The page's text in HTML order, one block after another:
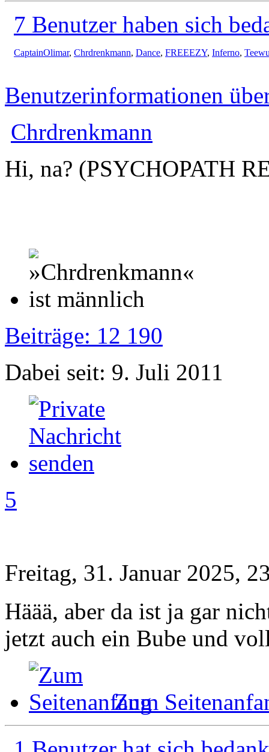
7 Benutzer haben sich
CaptainOlimar, Chrdrenkmann, Dance, FREEEZY, Inferno,
Benutzerinformationen
Chrdrenkmann
Hi, na? (PSYCHOPATH
Beiträge: 12 190
Dabei seit: 9. Juli 2011
5
Freitag, 31. Januar 2025,
Häää, aber da ist ja gar
jetzt auch ein Bube und
Zum